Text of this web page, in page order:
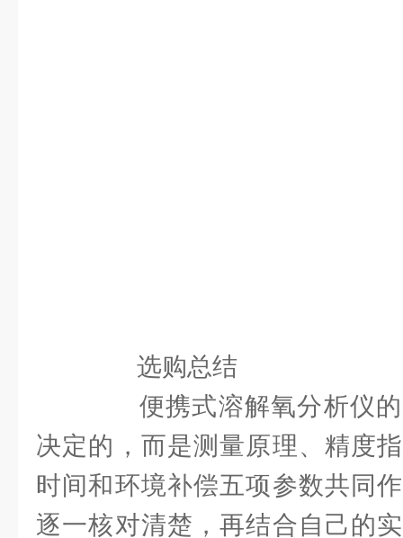
选购总结
便携式溶解氧分析仪的
决定的，而是测量原理、精度
时间和环境补偿五项参数共同
逐一核对清楚，再结合自己的